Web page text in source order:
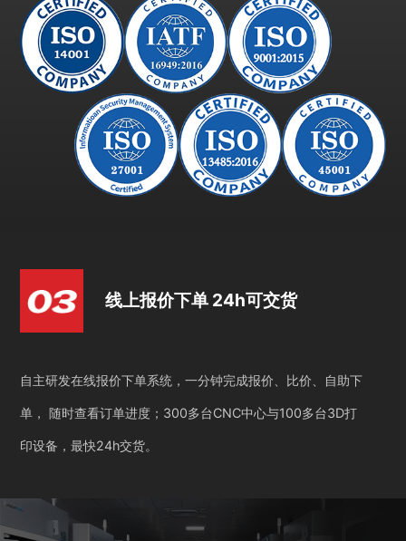
线上报价下单 24h可交货
自主研发在线报价下单系统，一分钟完成报价、比价、自助下
单， 随时查看订单进度；300多台CNC中心与100多台3D打
印设备，最快24h交货。